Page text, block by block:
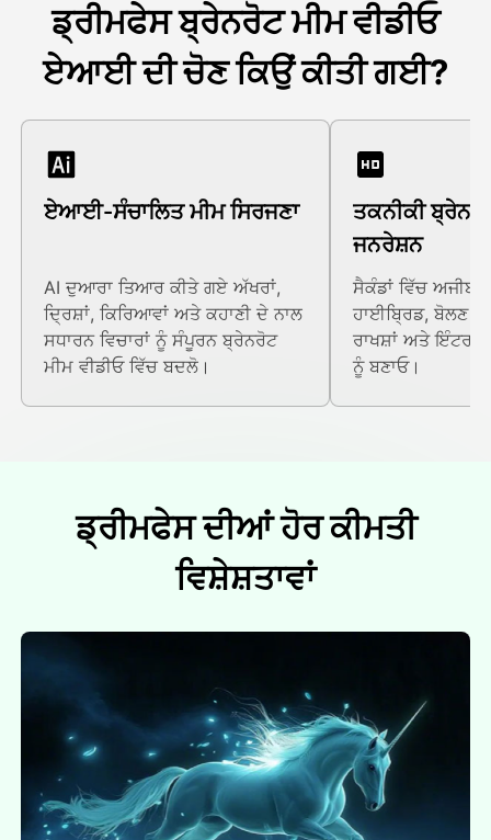
ਡ੍ਰੀਮਫੇਸ ਬ੍ਰੇਨਰੋਟ ਮੀਮ ਵੀਡੀਓ
ਏਆਈ ਦੀ ਚੋਣ ਕਿਉਂ ਕੀਤੀ ਗਈ?
ਏਆਈ-ਸੰਚਾਲਿਤ ਮੀਮ ਸਿਰਜਣਾ
AI ਦੁਆਰਾ ਤਿਆਰ ਕੀਤੇ ਗਏ ਅੱਖਰਾਂ,
ਦ੍ਰਿਸ਼ਾਂ, ਕਿਰਿਆਵਾਂ ਅਤੇ ਕਹਾਣੀ ਦੇ ਨਾਲ
ਸਧਾਰਨ ਵਿਚਾਰਾਂ ਨੂੰ ਸੰਪੂਰਨ ਬ੍ਰੇਨਰੋਟ
ਮੀਮ ਵੀਡੀਓ ਵਿੱਚ ਬਦਲੋ।
ਤਕਨੀਕੀ
ਜਨਰੇਸ਼ਨ
ਸੈਕੰਡਾਂ ਵਿੱਚ ਅਜੀਬ
ਹਾਈਬ੍ਰਿਡ, ਬੋਲਣ
ਰਾਖਸ਼ਾਂ ਅਤੇ
ਨੂੰ ਬਣਾਓ।
ਡ੍ਰੀਮਫੇਸ ਦੀਆਂ ਹੋਰ ਕੀਮਤੀ
ਵਿਸ਼ੇਸ਼ਤਾਵਾਂ